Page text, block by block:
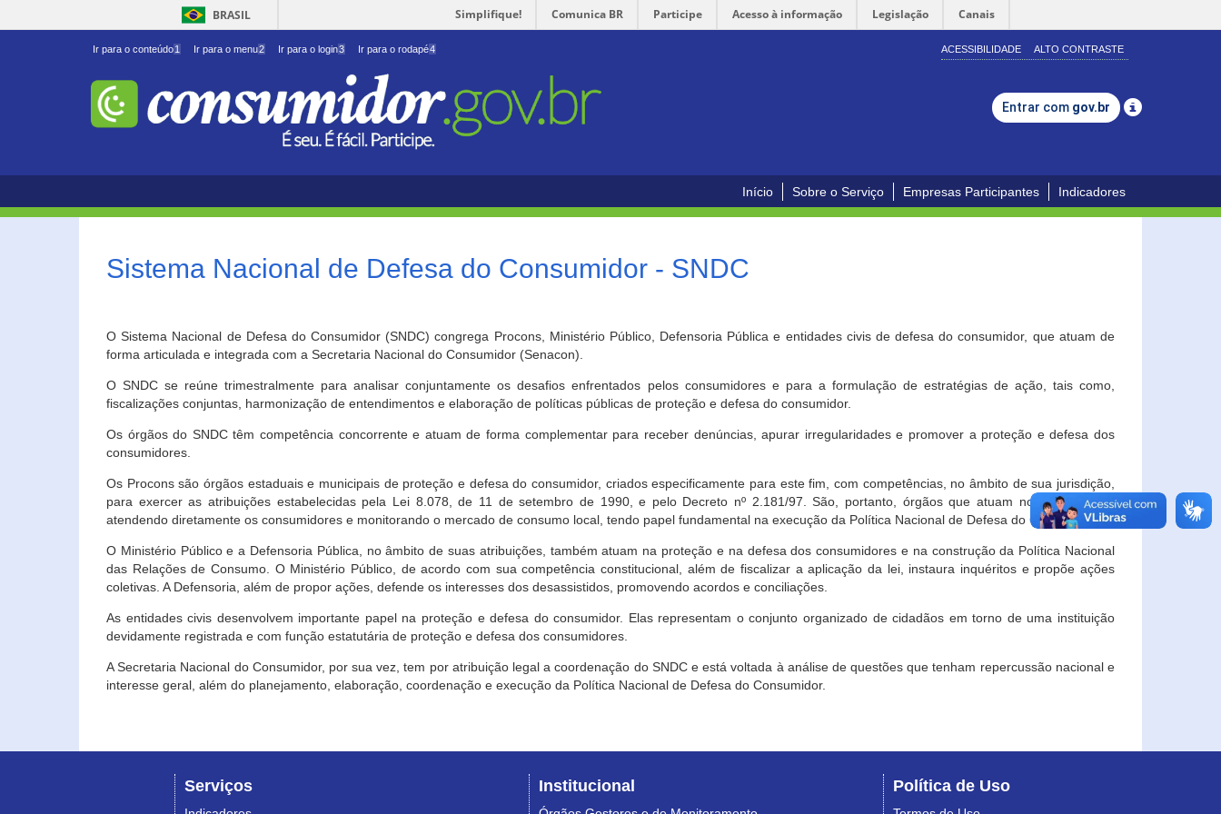
BRASIL Simplifique! Comunica BR Participe Acesso à informação Legislação Canais
Ir para o conteúdo1 Ir para o menu2 Ir para o login3 Ir para o rodapé4 ACESSIBILIDADE ALTO CONTRASTE
Entrar com gov.br
Início Sobre o Serviço Empresas Participantes Indicadores
Sistema Nacional de Defesa do Consumidor - SNDC
O Sistema Nacional de Defesa do Consumidor (SNDC) congrega Procons, Ministério Público, Defensoria Pública e entidades civis de defesa do consumidor, que atuam de
forma articulada e integrada com a Secretaria Nacional do Consumidor (Senacon).
O SNDC se reúne trimestralmente para analisar conjuntamente os desafios enfrentados pelos consumidores e para a formulação de estratégias de ação, tais como,
fiscalizações conjuntas, harmonização de entendimentos e elaboração de políticas públicas de proteção e defesa do consumidor.
Os órgãos do SNDC têm competência concorrente e atuam de forma complementar para receber denúncias, apurar irregularidades e promover a proteção e defesa dos
consumidores.
Os Procons são órgãos estaduais e municipais de proteção e defesa do consumidor, criados especificamente para este fim, com competências, no âmbito de sua jurisdição,
para exercer as atribuições estabelecidas pela Lei 8.078, de 11 de setembro de 1990, e pelo Decreto nº 2.181/97. São, portanto, órgãos que atuam no âmbito local,
atendendo diretamente os consumidores e monitorando o mercado de consumo local, tendo papel fundamental na execução da Política Nacional de Defesa do Consumidor.
O Ministério Público e a Defensoria Pública, no âmbito de suas atribuições, também atuam na proteção e na defesa dos consumidores e na construção da Política Nacional
das Relações de Consumo. O Ministério Público, de acordo com sua competência constitucional, além de fiscalizar a aplicação da lei, instaura inquéritos e propõe ações
coletivas. A Defensoria, além de propor ações, defende os interesses dos desassistidos, promovendo acordos e conciliações.
As entidades civis desenvolvem importante papel na proteção e defesa do consumidor. Elas representam o conjunto organizado de cidadãos em torno de uma instituição
devidamente registrada e com função estatutária de proteção e defesa dos consumidores.
A Secretaria Nacional do Consumidor, por sua vez, tem por atribuição legal a coordenação do SNDC e está voltada à análise de questões que tenham repercussão nacional e
interesse geral, além do planejamento, elaboração, coordenação e execução da Política Nacional de Defesa do Consumidor.
Serviços Institucional Política de Uso